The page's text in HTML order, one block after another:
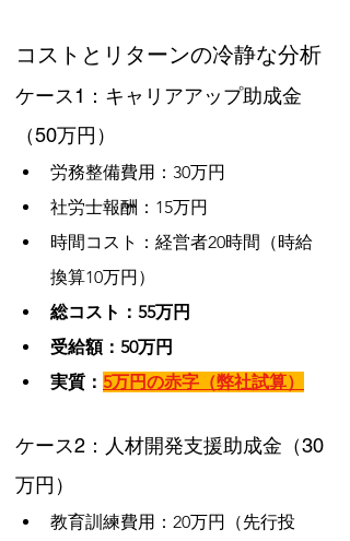
コストとリターンの冷静な分析
ケース1：キャリアアップ助成金
（50万円）
労務整備費用：30万円
社労士報酬：15万円
時間コスト：経営者20時間（時給
換算10万円）
総コスト：55万円
受給額：50万円
実質： 5万円の赤字（弊社試算）
ケース2：人材開発支援助成金（30
万円）
教育訓練費用：20万円（先行投